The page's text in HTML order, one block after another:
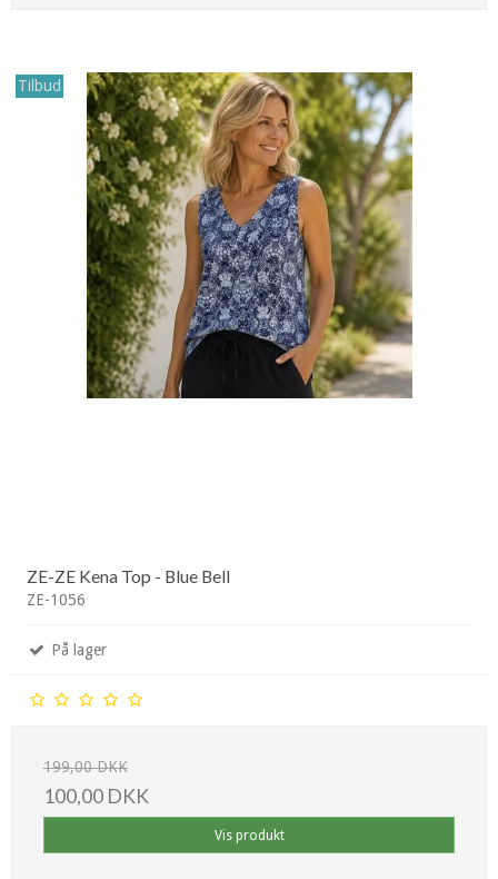
Tilbud
ZE-ZE Kena Top - Blue Bell
ZE-1056
På lager
199,00 DKK
100,00 DKK
Vis produkt